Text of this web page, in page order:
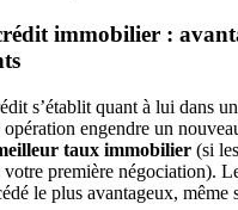
immobilier :
s’établit quant à lui dans
engendre un
taux immobilier (si
votre première négociation).
le plus avantageux, même